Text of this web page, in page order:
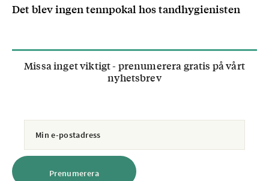
Det blev ingen tennpokal hos tandhygienisten
Missa inget viktigt - prenumerera gratis på vårt
nyhetsbrev